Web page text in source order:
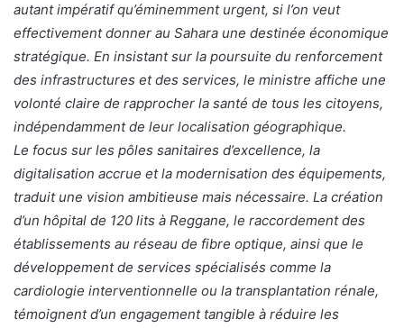
autant impératif qu’éminemment urgent, si l’on veut
effectivement donner au Sahara une destinée économique
stratégique. En insistant sur la poursuite du renforcement
des infrastructures et des services, le ministre affiche une
volonté claire de rapprocher la santé de tous les citoyens,
indépendamment de leur localisation géographique.
Le focus sur les pôles sanitaires d’excellence, la
digitalisation accrue et la modernisation des équipements,
traduit une vision ambitieuse mais nécessaire. La création
d’un hôpital de 120 lits à Reggane, le raccordement des
établissements au réseau de fibre optique, ainsi que le
développement de services spécialisés comme la
cardiologie interventionnelle ou la transplantation rénale,
témoignent d’un engagement tangible à réduire les